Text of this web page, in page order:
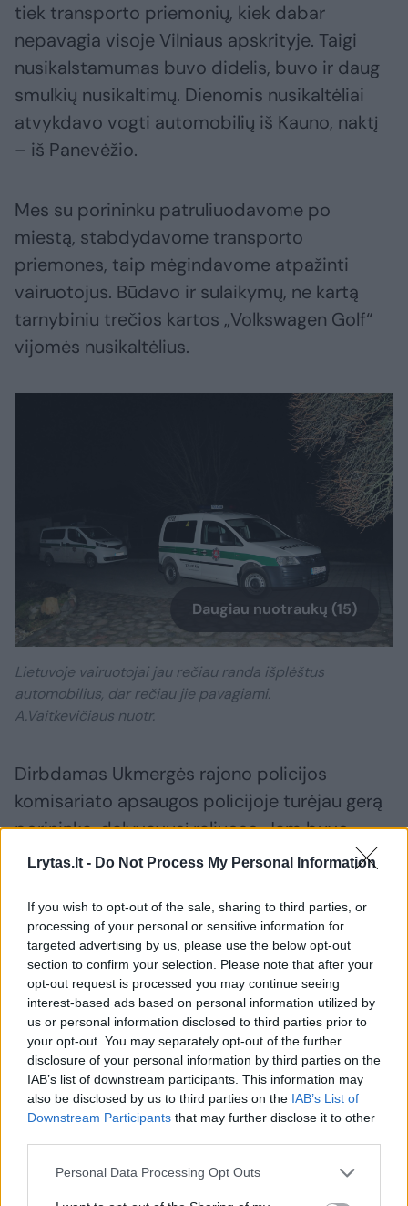
Lrytas.lt - Do Not Process My Personal Information
If you wish to opt-out of the sale, sharing to third parties, or
processing of your personal or sensitive information for
targeted advertising by us, please use the below opt-out
section to confirm your selection. Please note that after your
opt-out request is processed you may continue seeing
interest-based ads based on personal information utilized by
us or personal information disclosed to third parties prior to
your opt-out. You may separately opt-out of the further
disclosure of your personal information by third parties on the
IAB’s list of downstream participants. This information may
also be disclosed by us to third parties on the IAB’s List of
Downstream Participants that may further disclose it to other
Personal Data Processing Opt Outs
tiek transporto priemonių, kiek dabar
nepavagia visoje Vilniaus apskrityje. Taigi
nusikalstamumas buvo didelis, buvo ir daug
smulkių nusikaltimų. Dienomis nusikaltėliai
atvykdavo vogti automobilių iš Kauno, naktį
– iš Panevėžio.
Mes su porininku patruliuodavome po
miestą, stabdydavome transporto
priemones, taip mėgindavome atpažinti
vairuotojus. Būdavo ir sulaikymų, ne kartą
tarnybiniu trečios kartos „Volkswagen Golf“
vijomės nusikaltėlius.
Daugiau nuotraukų (15)
Lietuvoje vairuotojai jau rečiau randa išplėštus
automobilius, dar rečiau jie pavagiami.
A.Vaitkevičiaus nuotr.
Dirbdamas Ukmergės rajono policijos
komisariato apsaugos policijoje turėjau gerą
porininką, dalyvavusį raliuose. Jam buvo
vienas juokas atvažiuoti į įvykio vietą per
Kai turėdavome laisvo laiko, nuvažiuodavome
į Ukmergės hipodromą ir jis ten mane išmokė
vairavimo subtilybių.
– Jaunystėje, tikiu, žiūrėjote įvairius
serialus apie kriminalinę policiją, gaudynes
gatvėse. Ar tapus pareigūnu knietėjo kuo
greičiau reaguoti į įvykius, skubėti
tarnybiniu automobiliu su įjungtais